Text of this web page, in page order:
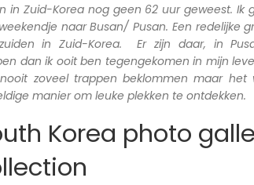
in Zuid-Korea nog geen 62 uur geweest. Ik
naar Busan/ Pusan. Een redelijke
in Zuid-Korea. Er zijn daar, in
dan ik ooit ben tegengekomen in mijn
zoveel trappen beklommen maar het
manier om leuke plekken te ontdekken.
Korea photo